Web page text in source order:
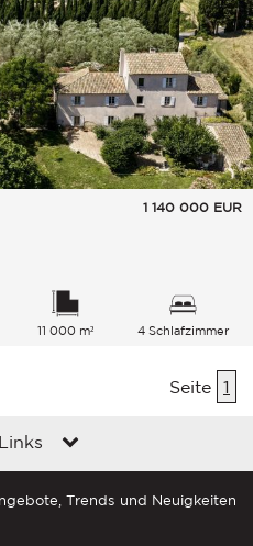
1 140 000 EUR
11 000 m² 4 Schlafzimmer
Seite 1
Trends und Neuigkeiten